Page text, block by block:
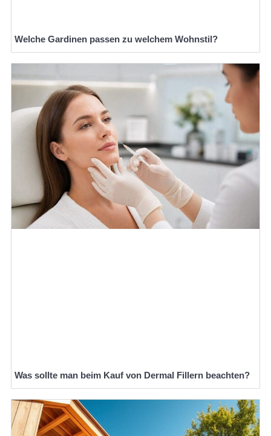
Welche Gardinen passen zu welchem Wohnstil?
Was sollte man beim Kauf von Dermal Fillern beachten?